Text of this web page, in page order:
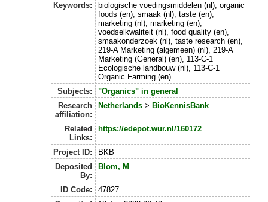
Keywords:
biologische voedingsmiddelen (nl), organic
foods (en), smaak (nl), taste (en),
marketing (nl), marketing (en),
voedselkwaliteit (nl), food quality (en),
smaakonderzoek (nl), taste research (en),
219-A Marketing (algemeen) (nl), 219-A
Marketing (General) (en), 113-C-1
Ecologische landbouw (nl), 113-C-1
Organic Farming (en)
Subjects:
"Organics" in general
Research
affiliation:
Netherlands> BioKennisBank
Related
Links:
https://edepot.wur.nl/160172
Project ID:
BKB
Deposited
By:
Blom, M
ID Code:
47827